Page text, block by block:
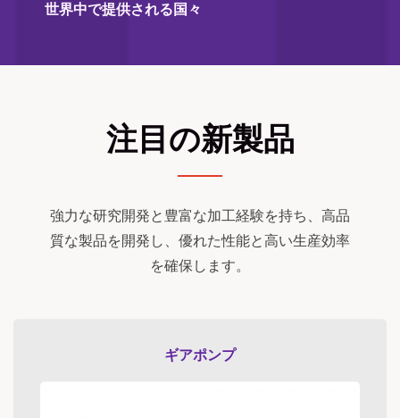
世界中で提供される国々
注目の新製品
強力な研究開発と豊富な加工経験を持ち、高品
質な製品を開発し、優れた性能と高い生産効率
を確保します。
ギアポンプ